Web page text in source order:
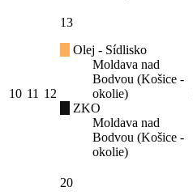
10 11 12
13
Olej - Sídlisko
Moldava nad
Bodvou (Košice -
okolie)
ZKO
Moldava nad
Bodvou (Košice -
okolie)
20